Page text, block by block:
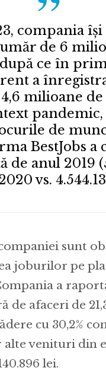
compania
de 6
ce în
a
milioane
de
BestJobs a
de anul 2019
vs.
sunt
joburilor pe
a
de afaceri de
cu 30,2%
alte venituri din
lei.